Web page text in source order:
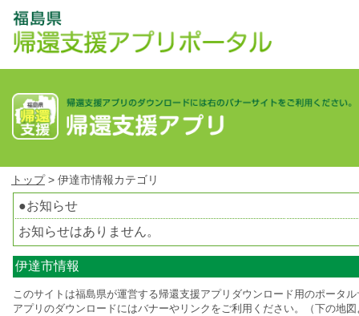
トップ> 伊達市情報カテゴリ
●お知らせ
お知らせはありません。
伊達市情報
このサイトは福島県が運営する帰還支援アプリダウンロード用のポータ
アプリのダウンロードにはバナーやリンクをご利用ください。（下の地